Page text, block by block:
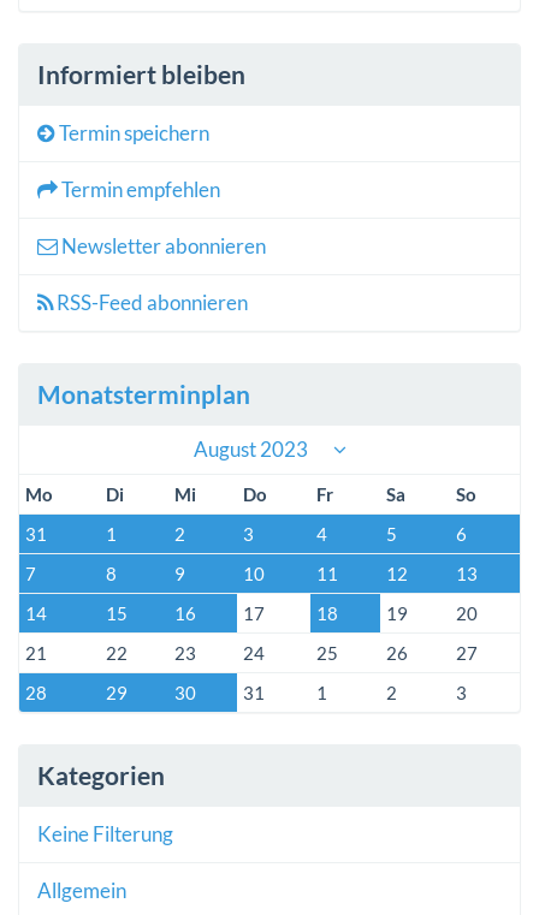
Informiert bleiben
Termin speichern
Termin empfehlen
Newsletter abonnieren
RSS-Feed abonnieren
Monatsterminplan
August 2023
Mo Di Mi Do Fr Sa
So
31
1 2 3 4 5
6
7
8 9 10 11 12
13
14
15 16 17 18 19
20
21
22 23 24 25 26
27
28
29 30 31 1 2 3
Kategorien
Keine Filterung
Allgemein